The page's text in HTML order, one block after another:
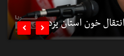
خون استان یزد  